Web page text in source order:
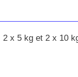
2 x 5 kg et 2 x 10